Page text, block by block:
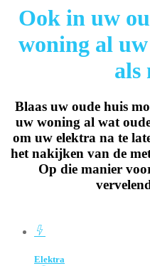
Ook in uw
woning al
als
Blaas uw oude huis
uw woning al wat
om uw elektra na te
het nakijken van de
Op die manier
Elektra